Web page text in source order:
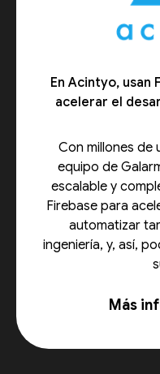
En Acintyo, usan
acelerar el
Con millones de
equipo de
escalable y
Firebase para
automatizar
ingeniería, y, así,
Más